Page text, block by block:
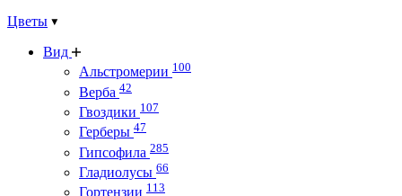
Цветы
Вид
Альстромерии 100
Верба 42
Гвоздики 107
Герберы 47
Гипсофила 285
Гладиолусы 66
Гортензии 113